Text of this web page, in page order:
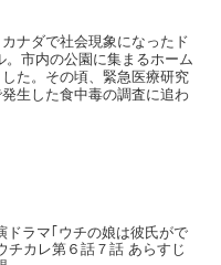
ナダで社会現象になったド
た。その頃、緊急医療研究
生した食中毒の調査に追わ
ドラマ｢ウチの娘は彼氏がで
カレ第６話７話 あらすじ